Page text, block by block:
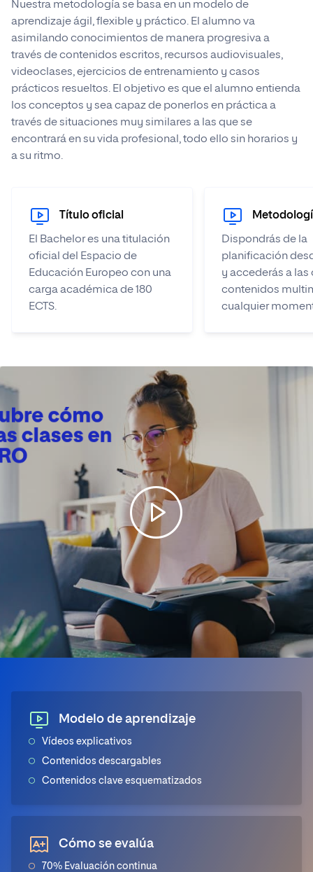
Nuestra metodología se basa en un modelo de
aprendizaje ágil, flexible y práctico. El alumno va
asimilando conocimientos de manera progresiva a
través de contenidos escritos, recursos audiovisuales,
videoclases, ejercicios de entrenamiento y casos
prácticos resueltos. El objetivo es que el alumno entienda
los conceptos y sea capaz de ponerlos en práctica a
través de situaciones muy similares a las que se
encontrará en su vida profesional, todo ello sin horarios y
a su ritmo.
Título oficial
El Bachelor es una titulación
oficial del Espacio de
Educación Europeo con una
carga académica de 180
ECTS.
Dispondrás de la
planificación
y accederás a las
contenidos
cualquier
Modelo de aprendizaje
Vídeos explicativos
Contenidos descargables
Contenidos clave esquematizados
Cómo se evalúa
70% Evaluación continua